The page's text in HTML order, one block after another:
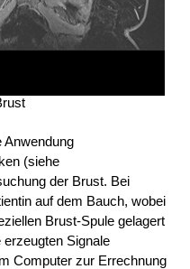
Anwendung
(siehe
der Brust. Bei
auf dem Bauch, wobei
Brust-Spule gelagert
Signale
Computer zur Errechnung